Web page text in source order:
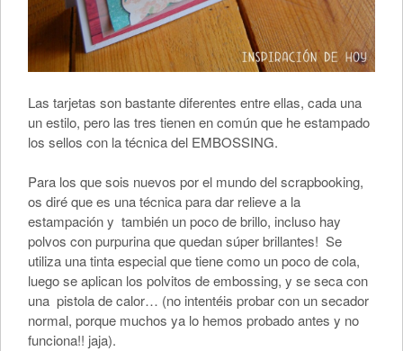
Las tarjetas son bastante diferentes entre ellas, cada una
un estilo, pero las tres tienen en común que he estampado
los sellos con la técnica del EMBOSSING.
Para los que sois nuevos por el mundo del scrapbooking,
os diré que es una técnica para dar relieve a la
estampación y también un poco de brillo, incluso hay
polvos con purpurina que quedan súper brillantes! Se
utiliza una tinta especial que tiene como un poco de cola,
luego se aplican los polvitos de embossing, y se seca con
una pistola de calor… (no intentéis probar con un secador
normal, porque muchos ya lo hemos probado antes y no
funciona!! jaja).